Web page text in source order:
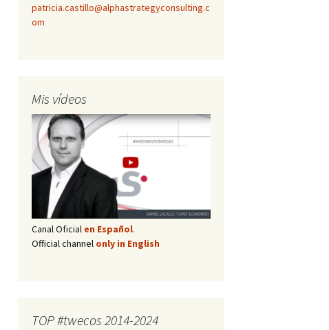
patricia.castillo@alphastrategyconsulting.c
om
Mis vídeos
Canal Oficial en Español.
Official channel only in English
TOP #twecos 2014-2024